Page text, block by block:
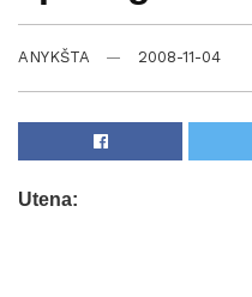
ANYKŠTA 2008-11-04
Utena: